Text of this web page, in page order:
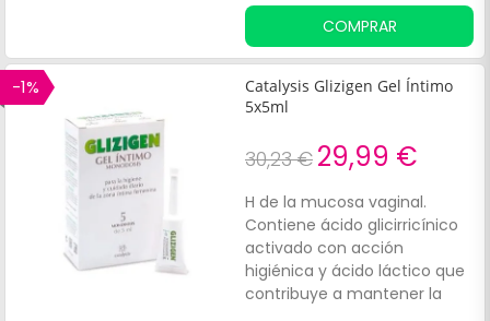
COMPRAR
-1%
Catalysis Glizigen Gel Íntimo
5x5ml
30,23 € 29,99 €
H de la mucosa vaginal.
Contiene ácido glicirricínico
activado con acción
higiénica y ácido láctico que
contribuye a mantener la